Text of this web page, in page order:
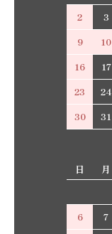
2
3
9
10
16
17
23
24
30
31
日
月
6
7